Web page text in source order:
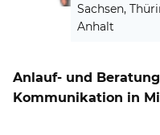
Sachsen,
Anhalt
Anlauf- und
Kommunikation in